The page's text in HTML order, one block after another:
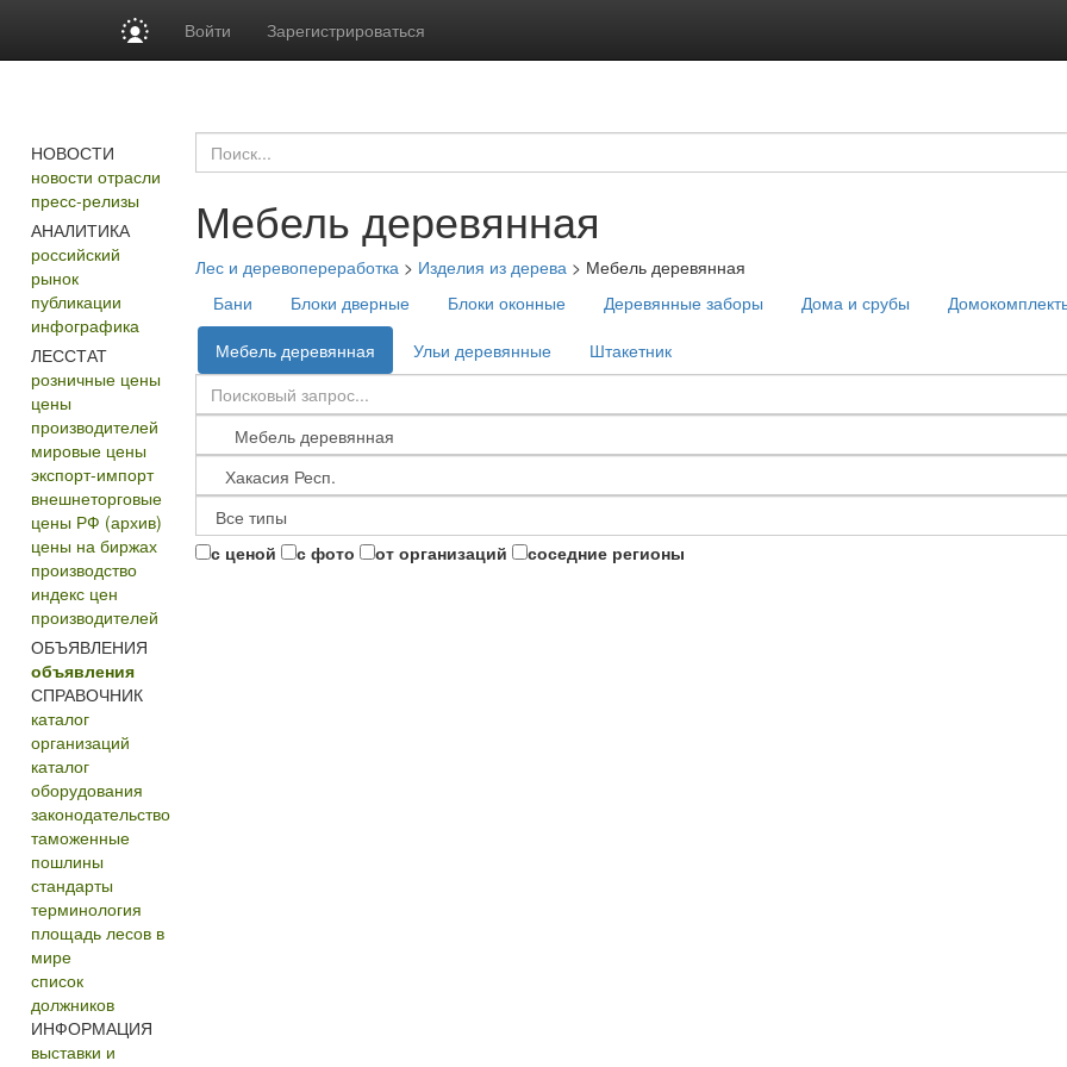
Войти Зарегистрироваться
НОВОСТИ
новости отрасли
пресс-релизы
АНАЛИТИКА
российский
рынок
публикации
инфографика
ЛЕССТАТ
розничные цены
цены
производителей
мировые цены
экспорт-импорт
внешнеторговые
цены РФ (архив)
цены на биржах
производство
индекс цен
производителей
ОБЪЯВЛЕНИЯ
объявления
СПРАВОЧНИК
каталог
организаций
каталог
оборудования
законодательство
таможенные
пошлины
стандарты
терминология
площадь лесов в
мире
список
должников
ИНФОРМАЦИЯ
выставки и
Мебель деревянная
Лес и деревопереработка> Изделия из дерева> Мебель деревянная
Бани
Блоки дверные Блоки оконные Деревянные заборы Дома и срубы
Мебель деревянная
Ульи деревянные Штакетник
с ценой с фото от организаций соседние регионы